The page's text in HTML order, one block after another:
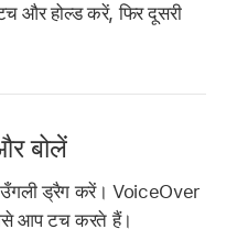
और होल्ड करें, फिर दूसरी
बोलें
ड्रैग करें। VoiceOver
आप टच करते हैं।